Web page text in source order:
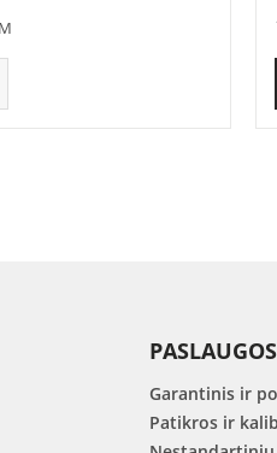
PASLAUGOS
Garantinis ir
Patikros ir